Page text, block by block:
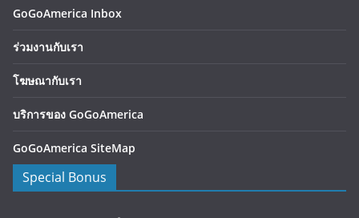
GoGoAmerica Inbox
ร่วมงานกับเรา
โฆษณากับเรา
บริการของ GoGoAmerica
GoGoAmerica SiteMap
Special Bonus